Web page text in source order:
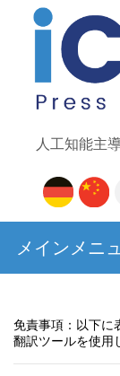
人工知能主
メインメニ
免責事項：以下に
翻訳ツールを使用